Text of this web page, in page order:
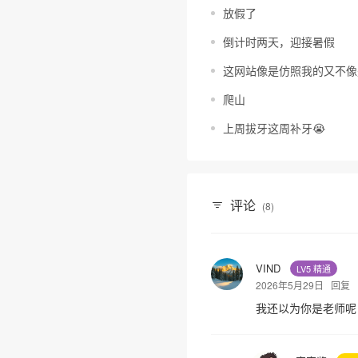
放假了
倒计时两天，迎接暑假
这网站像是仿照我的又不
爬山
上周拔牙这周补牙😭
评论 (8)
VIND LV5 精通
2026年5月29日 回复
我还以为你是老师呢